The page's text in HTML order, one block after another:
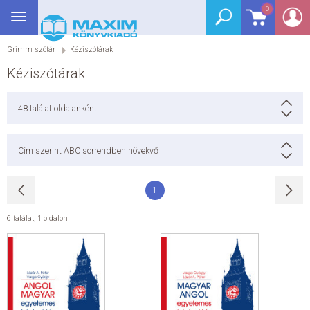
0
Toggle
navigation
Grimm szótár Kéziszótárak
Kéziszótárak
48 találat oldalanként
Cím szerint ABC sorrendben növekvő
1
6 találat, 1 oldalon
BEJELENTKEZÉS
SEGÉDKÖNYV
E-KÖNYVEK
HÍREK